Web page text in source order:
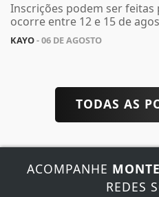
Inscrições podem ser
ocorre entre 12 e 15 de
KAYO- 06 DE AGOSTO
TODAS AS
ACOMPANHE
REDES
Termos de Uso e
experiência de
de Uso e Privacidade.
PARA MAIS INFORMAÇÕES,